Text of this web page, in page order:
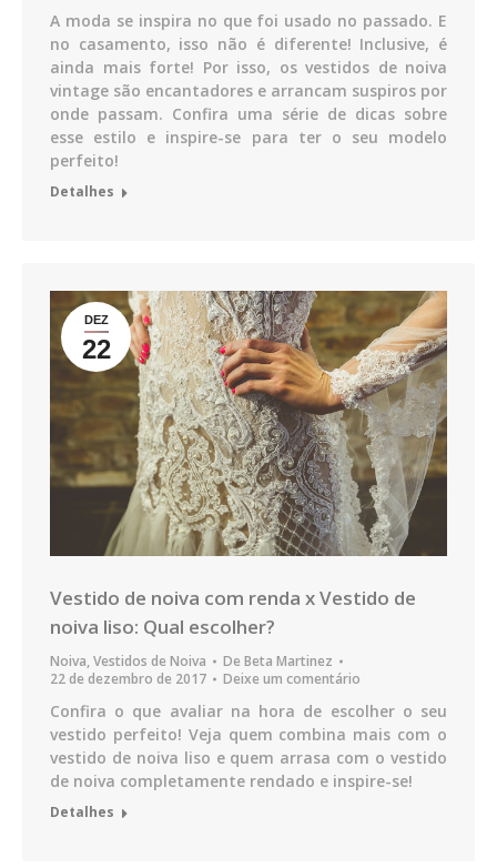
A moda se inspira no que foi usado no passado. E
no casamento, isso não é diferente! Inclusive, é
ainda mais forte! Por isso, os vestidos de noiva
vintage são encantadores e arrancam suspiros por
onde passam. Confira uma série de dicas sobre
esse estilo e inspire-se para ter o seu modelo
perfeito!
Detalhes
DEZ
22
Vestido de noiva com renda x Vestido de
noiva liso: Qual escolher?
Noiva,Vestidos de Noiva De Beta Martinez
22 de dezembro de 2017
Deixe um comentário
Confira o que avaliar na hora de escolher o seu
vestido perfeito! Veja quem combina mais com o
vestido de noiva liso e quem arrasa com o vestido
de noiva completamente rendado e inspire-se!
Detalhes